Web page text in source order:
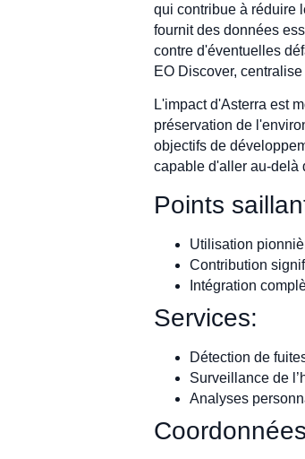
qui contribue à réduire
fournit des données
contre d'éventuelles
EO Discover,
L'impact d'Asterra est
préservation de
objectifs de
capable d'aller au-delà
Points
Utilisation
Contribution
Intégration
Services:
Détection de
Surveillance de
Analyses